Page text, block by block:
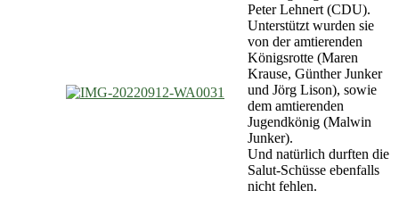
Peter Lehnert (CDU).
Unterstützt wurden sie
von der amtierenden
Königsrotte (Maren
Krause, Günther Junker
und Jörg Lison), sowie
dem amtierenden
Jugendkönig (Malwin
Junker).
Und natürlich durften die
Salut-Schüsse ebenfalls
nicht fehlen.